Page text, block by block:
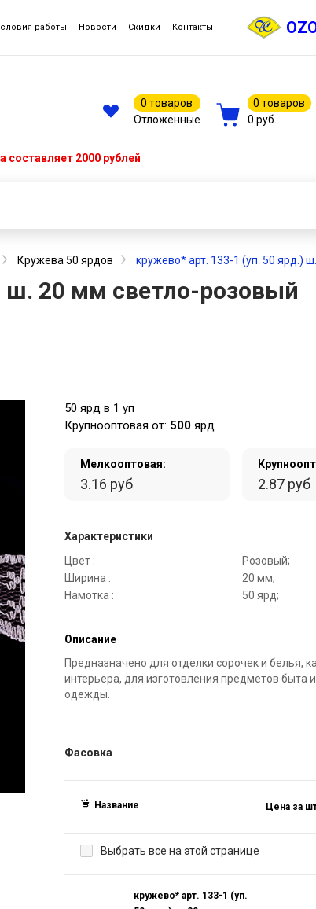
работы Новости Скидки Контакты
0 товаров
Отложенные
0 товаров
0 руб.
составляет 2000 рублей
Кружева 50 ярдов кружево* арт. 133-1 (уп. 50 ярд.)
ш. 20 мм светло-розовый
50 ярд в 1 уп
Крупнооптовая от: 500 ярд
Мелкооптовая:
3.16 руб 2.87 руб
Характеристики
Цвет :
Розовый;
Ширина :
20 мм;
Намотка :
50 ярд;
Описание
Предназначено для отделки сорочек и белья,
интерьера, для изготовления предметов быта
одежды.
Фасовка
Название Цена за
Выбрать все на этой странице
кружево* арт. 133-1 (уп.